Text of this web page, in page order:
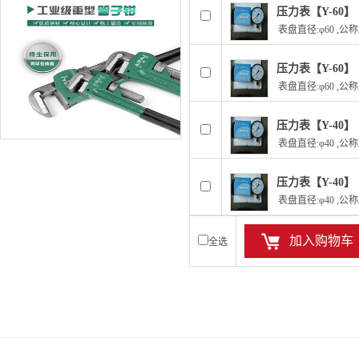
压力表【Y-60】
表盘直径:φ60 ,公
压力表【Y-60】
表盘直径:φ60 ,公
压力表【Y-40】
表盘直径:φ40 ,公
压力表【Y-40】
表盘直径:φ40 ,公
全选 加入购物车